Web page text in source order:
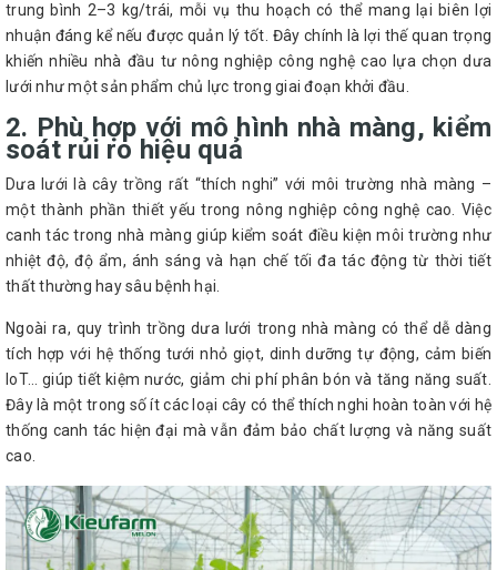
trung bình 2–3 kg/trái, mỗi vụ thu hoạch có thể mang lại biên lợi
nhuận đáng kể nếu được quản lý tốt. Đây chính là lợi thế quan trọng
khiến nhiều nhà đầu tư nông nghiệp công nghệ cao lựa chọn dưa
lưới như một sản phẩm chủ lực trong giai đoạn khởi đầu.
2. Phù hợp với mô hình nhà màng, kiểm
soát rủi ro hiệu quả
Dưa lưới là cây trồng rất “thích nghi” với môi trường nhà màng –
một thành phần thiết yếu trong nông nghiệp công nghệ cao. Việc
canh tác trong nhà màng giúp kiểm soát điều kiện môi trường như
nhiệt độ, độ ẩm, ánh sáng và hạn chế tối đa tác động từ thời tiết
thất thường hay sâu bệnh hại.
Ngoài ra, quy trình trồng dưa lưới trong nhà màng có thể dễ dàng
tích hợp với hệ thống tưới nhỏ giọt, dinh dưỡng tự động, cảm biến
IoT… giúp tiết kiệm nước, giảm chi phí phân bón và tăng năng suất.
Đây là một trong số ít các loại cây có thể thích nghi hoàn toàn với hệ
thống canh tác hiện đại mà vẫn đảm bảo chất lượng và năng suất
cao.